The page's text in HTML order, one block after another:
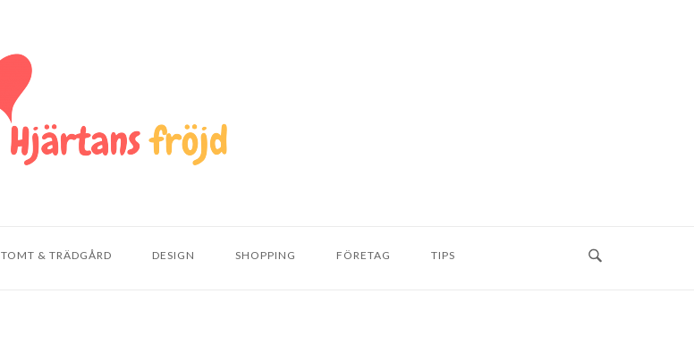
TOMT & TRÄDGÅRD DESIGN SHOPPING FÖRETAG TIPS